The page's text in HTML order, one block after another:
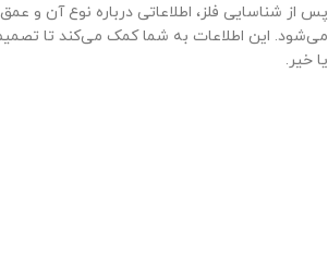
پس از شناسایی فلز، اطلاعاتی درباره نوع آن و
می‌شود. این اطلاعات به شما کمک می‌کند تا تصمیم
یا خیر.